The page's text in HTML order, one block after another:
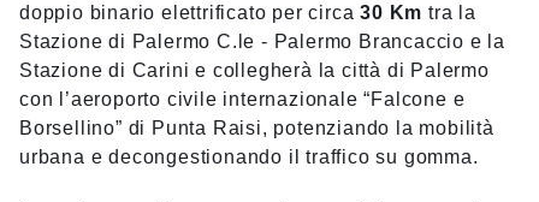
doppio binario elettrificato per circa30 Km tra la
Stazione di Palermo C.le - Palermo Brancaccio e la
Stazione di Carini e collegherà la città di Palermo
con l’aeroporto civile internazionale “Falcone e
Borsellino” di Punta Raisi, potenziando la mobilità
urbana e decongestionando il traffico su gomma.